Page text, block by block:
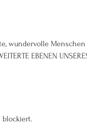
wundervolle Menschen
EBENEN
blockiert.